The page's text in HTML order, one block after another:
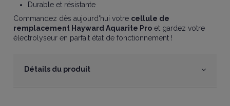
Durable et résistante
Commandez dès aujourd'hui votre cellule de
remplacement Hayward Aquarite Pro et gardez votre
électrolyseur en parfait état de fonctionnement !
Détails du produit